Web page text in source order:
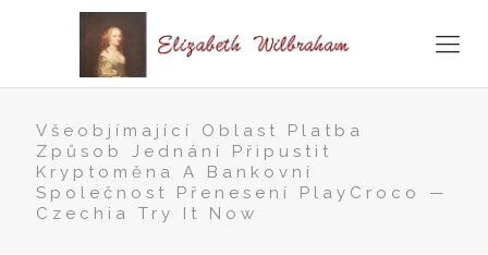
Všeobjímající Oblast Platba
Způsob Jednání Připustit
Kryptoměna A Bankovní
Společnost Přenesení PlayCroco —
Czechia Try It Now